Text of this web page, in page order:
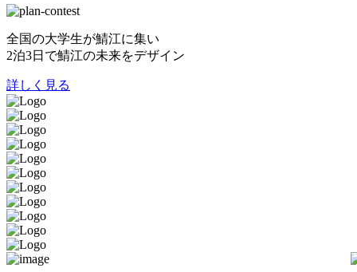
全国の大学生が鯖江に集い
2泊3日で鯖江の未来をデザイン
詳しく見る